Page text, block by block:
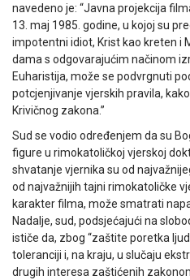
navedeno je: “Javna projekcija
13. maj 1985. godine, u kojoj su
impotentni idiot, Krist kao kreten i
dama s odgovarajućim načinom
Euharistija, može se podvrgnuti
potcjenjivanje vjerskih pravila,
Krivičnog zakona.”
Sud se vodio određenjem da su
figure u rimokatoličkoj vjerskoj
shvatanje vjernika su od
od najvažnijih tajni rimokatoličke
karakter filma, može smatrati
Nadalje, sud, podsjećajući na
ističe da, zbog “zaštite poretka
toleranciji i, na kraju, u slučaju
drugih interesa zaštićenih